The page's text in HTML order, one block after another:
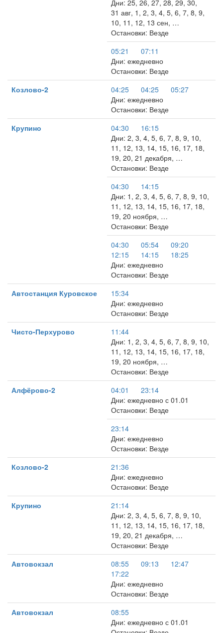
Дни: 25, 26, 27, 28, 29, 30,
31 авг, 1, 2, 3, 4, 5, 6, 7, 8, 9,
10, 11, 12, 13 сен, …
Остановки: Везде
05:21
07:11
Дни: ежедневно
Остановки: Везде
Козлово-2
04:25 04:25
05:27
Дни: ежедневно
Остановки: Везде
Крупино
04:30
16:15
Дни: 2, 3, 4, 5, 6, 7, 8, 9, 10,
11, 12, 13, 14, 15, 16, 17, 18,
19, 20, 21 декабря, …
Остановки: Везде
04:30
14:15
Дни: 1, 2, 3, 4, 5, 6, 7, 8, 9, 10,
11, 12, 13, 14, 15, 16, 17, 18,
19, 20 ноября, …
Остановки: Везде
04:30
05:54
09:20
12:15
14:15
18:25
Дни: ежедневно
Остановки: Везде
Автостанция Куровское
15:34
Дни: ежедневно
Остановки: Везде
Чисто-Перхурово
11:44
Дни: 1, 2, 3, 4, 5, 6, 7, 8, 9, 10,
11, 12, 13, 14, 15, 16, 17, 18,
19, 20 ноября, …
Остановки: Везде
Алфёрово-2
04:01
23:14
Дни: ежедневно с 01.01
Остановки: Везде
23:14
Дни: ежедневно
Остановки: Везде
Козлово-2
21:36
Дни: ежедневно
Остановки: Везде
Крупино
21:14
Дни: 2, 3, 4, 5, 6, 7, 8, 9, 10,
11, 12, 13, 14, 15, 16, 17, 18,
19, 20, 21 декабря, …
Остановки: Везде
Автовокзал
08:55 09:13
12:47
17:22
Дни: ежедневно
Остановки: Везде
Автовокзал
08:55
Дни: ежедневно с 01.01